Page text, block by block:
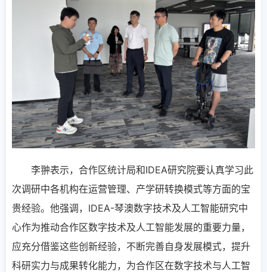
李翀表示，合作区统计局和IDEA研究院要认真学习此
次调研中各机构在运营管理、产学研转换模式等方面的宝
贵经验。他强调，IDEA-琴澳数字技术及人工智能研究中
心作为推动合作区数字技术及人工智能发展的重要力量，
应充分借鉴这些创新经验，不断完善自身发展模式，提升
科研实力与成果转化能力，为合作区在数字技术与人工智